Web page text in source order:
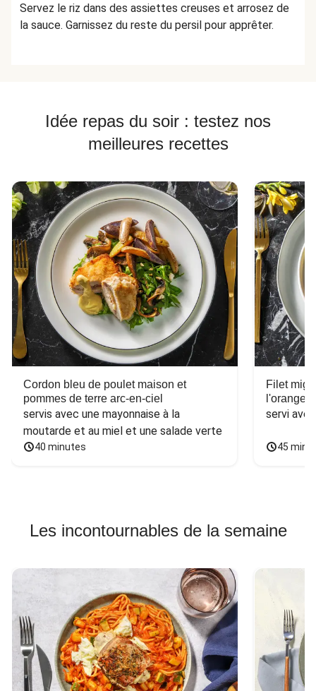
Servez le riz dans des assiettes creuses et arrosez de
la sauce. Garnissez du reste du persil pour apprêter.
Idée repas du soir : testez nos
meilleures recettes
Cordon bleu de poulet maison et
pommes de terre arc-en-ciel
servis avec une mayonnaise à la
moutarde et au miel et une salade verte
40 minutes
Filet
l'orange
servi
45
Les incontournables de la semaine